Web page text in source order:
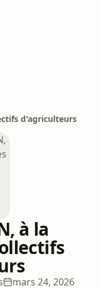
d'agriculteurs
à la
mars 24, 2026